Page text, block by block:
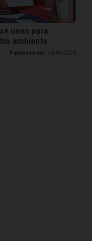
unen para
ambiente
Publicado em: 28/05/2024